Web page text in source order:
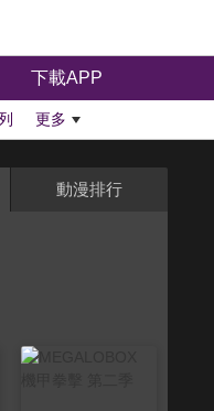
下載APP
更多
動漫排行